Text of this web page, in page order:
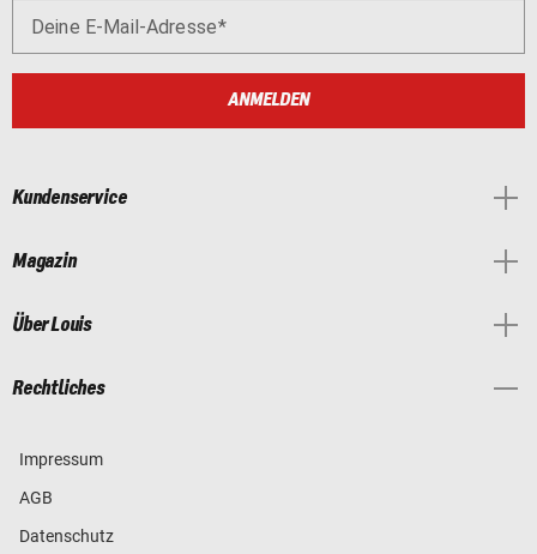
Deine E-Mail-Adresse
ANMELDEN
Kundenservice
Magazin
Über Louis
Rechtliches
Impressum
AGB
Datenschutz